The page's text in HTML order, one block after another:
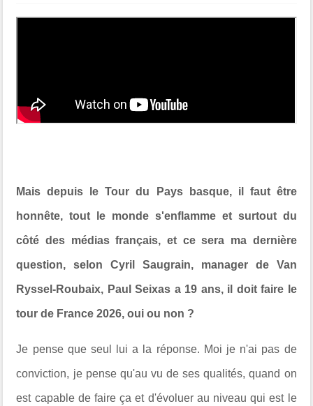
Mais depuis le Tour du Pays basque, il faut être
honnête, tout le monde s'enflamme et surtout du
côté des médias français, et ce sera ma dernière
question, selon Cyril Saugrain, manager de Van
Ryssel-Roubaix, Paul Seixas a 19 ans, il doit faire le
tour de France 2026, oui ou non ?
Je pense que seul lui a la réponse. Moi je n'ai pas de
conviction, je pense qu'au vu de ses qualités, quand on
est capable de faire ça et d'évoluer au niveau qui est le